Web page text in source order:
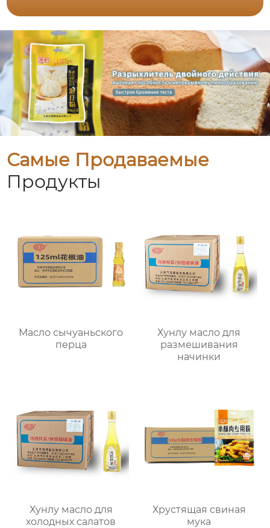
Самые Продаваемые
Продукты
Масло сычуаньского
перца
Хунлу масло для
размешивания
начинки
Хунлу масло для
холодных салатов
Хрустящая свиная
мука